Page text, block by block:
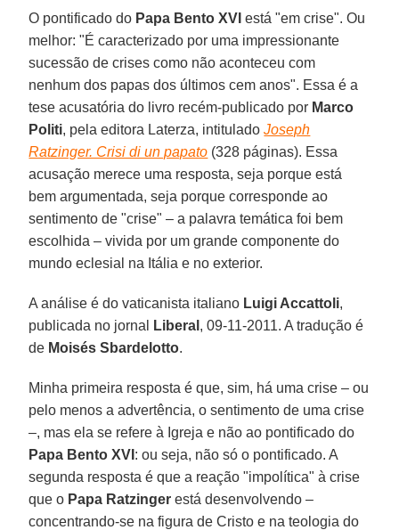
O pontificado do Papa Bento XVIestá "em crise". Ou
melhor: "É caracterizado por uma impressionante
sucessão de crises como não aconteceu com
nenhum dos papas dos últimos cem anos". Essa é a
tese acusatória do livro recém-publicado por Marco
Politi, pela editora Laterza, intituladoJoseph
Ratzinger. Crisi di un papato (328 páginas). Essa
acusação merece uma resposta, seja porque está
bem argumentada, seja porque corresponde ao
sentimento de "crise" – a palavra temática foi bem
escolhida – vivida por um grande componente do
mundo eclesial na Itália e no exterior.
A análise é do vaticanista italiano Luigi Accattoli,
publicada no jornal
Liberal , 09-11-2011. A tradução é
de Moisés Sbardelotto.
Minha primeira resposta é que, sim, há uma crise – ou
pelo menos a advertência, o sentimento de uma crise
–, mas ela se refere à Igreja e não ao pontificado do
Papa Bento XVI : ou seja, não só o pontificado. A
segunda resposta é que a reação "impolítica" à crise
que o Papa Ratzinger está desenvolvendo –
concentrando-se na figura de Cristo e na teologia do